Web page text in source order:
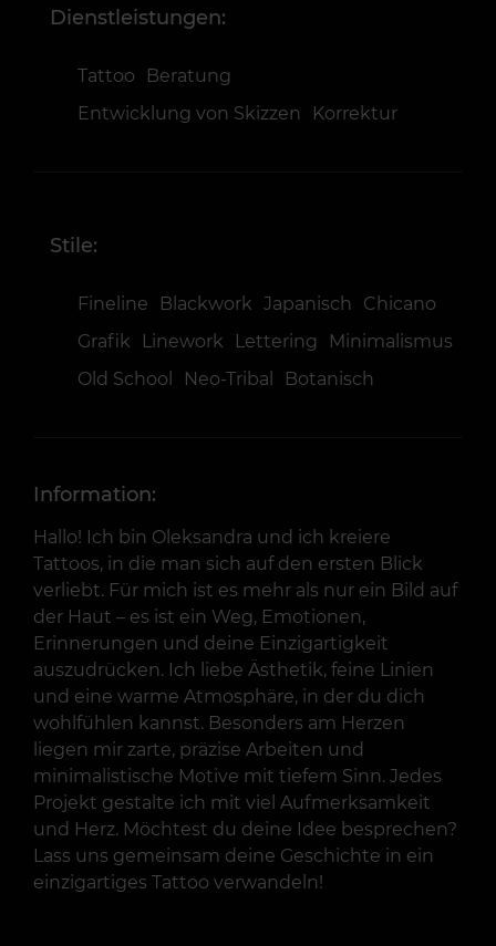
Dienstleistungen:
Tattoo
Beratung
Entwicklung von Skizzen
Korrektur
Stile:
Fineline Blackwork Japanisch
Chicano
Grafik
Linework Lettering
Minimalismus
Old School
Neo-Tribal Botanisch
Information:
Hallo! Ich bin Oleksandra und ich kreiere
Tattoos, in die man sich auf den ersten Blick
verliebt. Für mich ist es mehr als nur ein Bild auf
der Haut – es ist ein Weg, Emotionen,
Erinnerungen und deine Einzigartigkeit
auszudrücken. Ich liebe Ästhetik, feine Linien
und eine warme Atmosphäre, in der du dich
wohlfühlen kannst. Besonders am Herzen
liegen mir zarte, präzise Arbeiten und
minimalistische Motive mit tiefem Sinn. Jedes
Projekt gestalte ich mit viel Aufmerksamkeit
und Herz. Möchtest du deine Idee besprechen?
Lass uns gemeinsam deine Geschichte in ein
einzigartiges Tattoo verwandeln!